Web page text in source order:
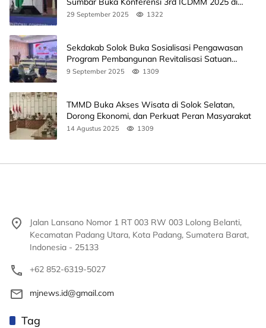
Unand
29 September 2025 1322
Sekdakab Solok Buka Sosialisasi Pengawasan
Program Pembangunan Revitalisasi Satuan
Pendidikan
9 September 2025 1309
TMMD Buka Akses Wisata di Solok Selatan,
Dorong Ekonomi, dan Perkuat Peran Masyarakat
14 Agustus 2025 1309
Jalan Lansano Nomor 1 RT 003 RW 003 Lolong Belanti,
Kecamatan Padang Utara, Kota Padang, Sumatera Barat,
Indonesia - 25133
+62 852-6319-5027
mjnews.id@gmail.com
Tag